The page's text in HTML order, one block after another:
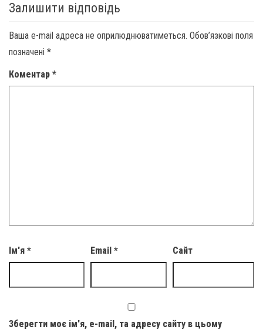
Залишити відповідь
Ваша e-mail адреса не оприлюднюватиметься. Обов’язкові поля
позначені *
Коментар *
Ім'я * Email* Сайт
Зберегти моє ім'я, e-mail, та адресу сайту в цьому